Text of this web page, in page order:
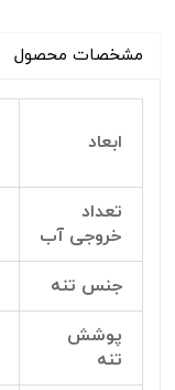
مشخصات محصول
ابعاد
تعداد
خروجی آب
جنس تنه
پوشش
تنه